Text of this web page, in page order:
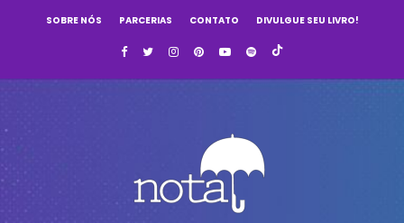
SOBRE NÓS PARCERIAS CONTATO DIVULGUE SEU LIVRO!